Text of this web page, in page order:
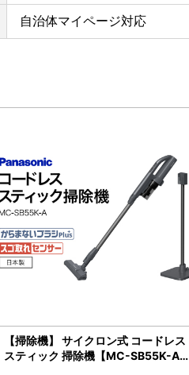
自治体マイページ対応
【掃除機】 サイクロン式 コードレス
スティック 掃除機【MC-SB55K-A】